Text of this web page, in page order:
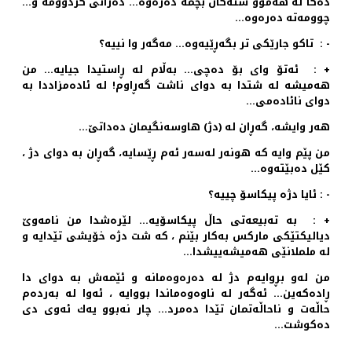
چوومه‌ته‌ ده‌ره‌وه‌…
- : تاكو جارێكی تر بگه‌ڕێیه‌وه‌… مه‌گه‌ر وا نییه‌؟
+ : ئه‌تۆ وای بۆ ده‌چی… به‌ڵام له‌ ڕاستیدا جیایه‌… من
هه‌میشه‌ له‌ شتدا به‌ دوای ناشت گه‌ڕاوم! له‌ ئاده‌مزاددا به‌
دوای نائاده‌می…
هه‌ر وایشه‌، گه‌ڕان له (دژ) هاوسه‌نگیمان ده‌داتێ…
من پێم وایه‌ كه‌ هونه‌ر له‌سه‌ر ئه‌م ڕێسایه‌، گه‌ڕان به‌ دوای دژ ،
كێل ده‌بێته‌وه‌…
- : ئایا دژه‌ پیكاسۆ چییه‌؟
+ : به‌ ته‌بیعه‌تی حاڵ پیكاسۆیه‌… لێره‌شدا من نامه‌وێ
دیالیكتێكی ماركس به‌كار بێنم ، كه‌ شت دژه‌ خۆیشی تێدایه‌ و
له‌ ململانێی هه‌میشه‌ییشدا…
من له‌و بڕوایه‌م دژ له‌ ده‌ره‌وه‌مانه ‌و ئێمه‌ش به‌ دوای دا
ڕاده‌كه‌ین… ئه‌گه‌ر له‌ ناوه‌وه‌ماندا بووایه ‌، ئه‌وا له‌ به‌رده‌م
حاڵه‌ت و ناحاڵه‌تمان تێدا ده‌مرد… چار نه‌بوو یه‌ك ئه‌وی دی
ده‌كوشت…